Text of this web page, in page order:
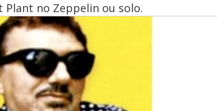
Plant no Zeppelin ou solo.